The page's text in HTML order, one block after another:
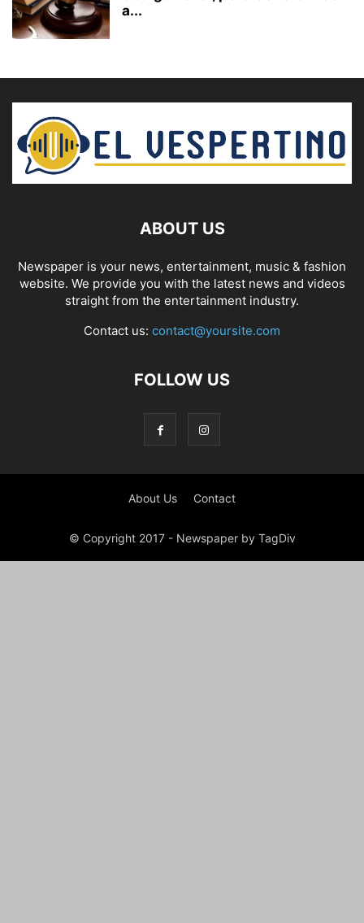
a...
ABOUT US
Newspaper is your news, entertainment, music & fashion
website. We provide you with the latest news and videos
straight from the entertainment industry.
Contact us: contact@yoursite.com
FOLLOW US
About Us Contact
© Copyright 2017 - Newspaper by TagDiv